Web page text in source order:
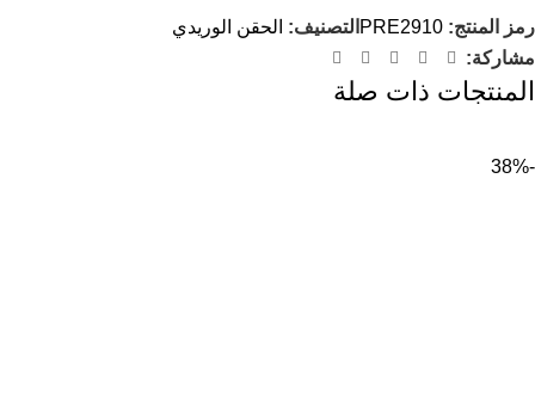
رمز المنتج: PRE2910 التصنيف: الحقن الوريدي
مشاركة:
المنتجات ذات صلة
-38%